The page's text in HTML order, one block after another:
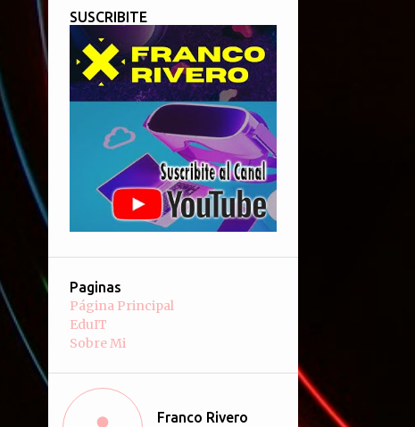
SUSCRIBITE
Paginas
Página Principal
EduIT
Sobre Mi
Franco Rivero